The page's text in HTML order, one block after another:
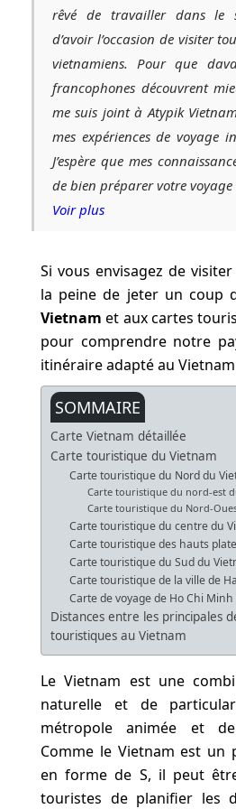
rêvé de travailler dans le
d’avoir l’occasion de visiter
vietnamiens. Pour que
francophones découvrent
me suis joint à Atypik
mes expériences de voyage
J’espère que mes
de bien préparer votre
Voir plus
Si vous envisagez de
la peine de jeter un coup
Vietnam et aux cartes
pour comprendre notre
itinéraire adapté au
SOMMAIRE
Carte Vietnam détaillée
Carte touristique du Vietnam
Carte touristique du Nord du
Carte touristique du nord-est
Carte touristique du Nord-
Carte touristique du centre du
Carte touristique des hauts
Carte touristique du Sud du
Carte touristique de la ville de
Carte de voyage de Ho Chi Minh
Distances entre les principales
touristiques au Vietnam
Le Vietnam est une
naturelle et de
métropole animée et
Comme le Vietnam est un
en forme de S, il peut
touristes de planifier les